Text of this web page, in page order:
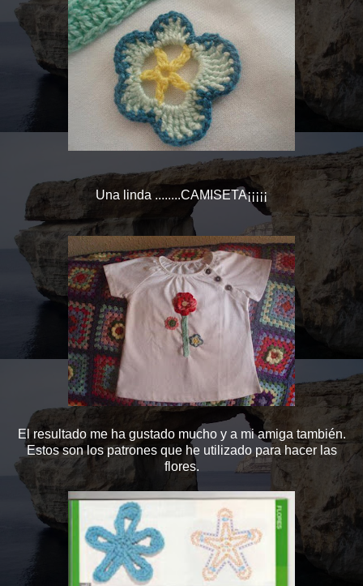
Una linda ........CAMISETA¡¡¡¡¡
El resultado me ha gustado mucho y a mi amiga también.
Estos son los patrones que he utilizado para hacer las
flores.